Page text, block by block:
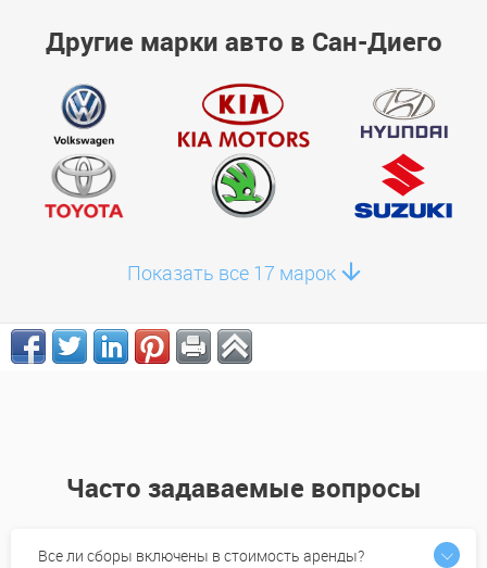
Другие марки авто в Сан-Диего
Показать все 17 марок
Часто задаваемые вопросы
Все ли сборы включены в стоимость аренды?